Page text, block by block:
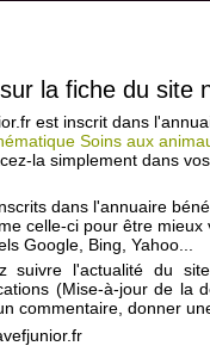
la fiche du site
est inscrit dans
Soins aux
la simplement dans
dans l'annuaire
celle-ci pour être mieux
Google, Bing, Yahoo...
suivre l'actualité du
(Mise-à-jour de la
commentaire, donner